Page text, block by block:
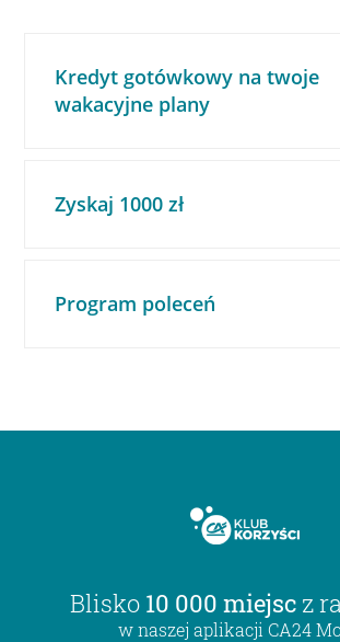
Kredyt gotówkowy na twoje
wakacyjne plany
Zyskaj 1000 zł
Program poleceń
Blisko 10 000 miejsc z
w naszej aplikacji CA24